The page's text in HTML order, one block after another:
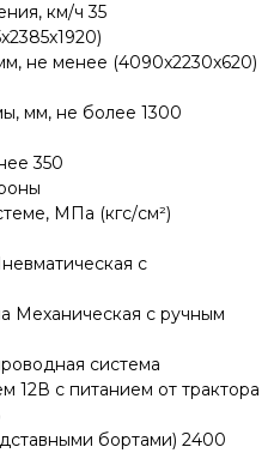
км/ч 35
не менее (4090x2230x620)
мм, не более 1300
350
МПа (кгс/см²)
с
Механическая с ручным
система
12В с питанием от трактора
бортами) 2400